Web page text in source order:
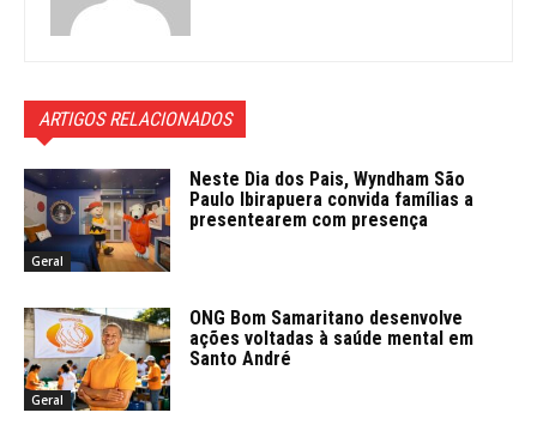
ARTIGOS RELACIONADOS
Geral
Neste Dia dos Pais, Wyndham São
Paulo Ibirapuera convida famílias a
presentearem com presença
Geral
ONG Bom Samaritano desenvolve
ações voltadas à saúde mental em
Santo André